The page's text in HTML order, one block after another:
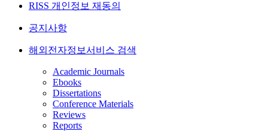
RISS 개인정보 재동의
공지사항
해외전자정보서비스 검색
Academic Journals
Ebooks
Dissertations
Conference Materials
Reviews
Reports